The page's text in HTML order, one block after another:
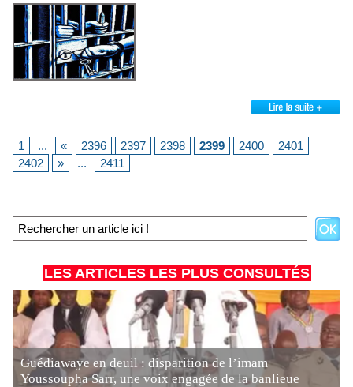
1 ... « 2396 2397 2398 2399 2400
2401
2402
» ... 2411
LES ARTICLES LES PLUS CONSULTÉS
Guédiawaye en deuil : disparition de l’imam
Youssoupha Sarr, une voix engagée de la banlieue